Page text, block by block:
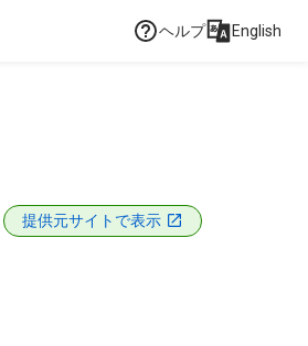
ヘルプ English
提供元サイトで表示